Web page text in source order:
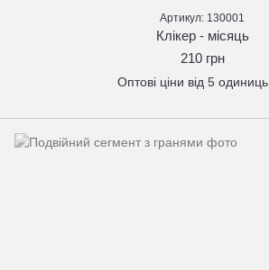
Артикул: 130001
Клікер - місяць
210 грн
Оптові ціни від 5 одиниць